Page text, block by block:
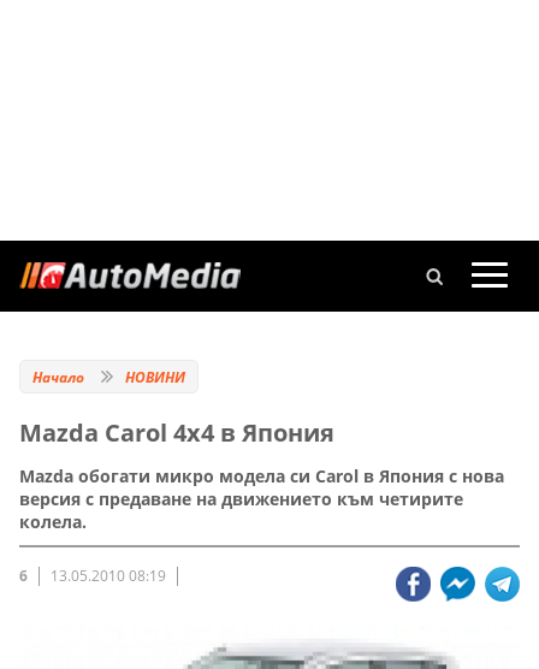
Начало НОВИНИ
Mazda Carol 4x4 в Япония
Mazda обогати микро модела си Carol в Япония с нова
версия с предаване на движението към четирите
колела.
6 13.05.2010 08:19